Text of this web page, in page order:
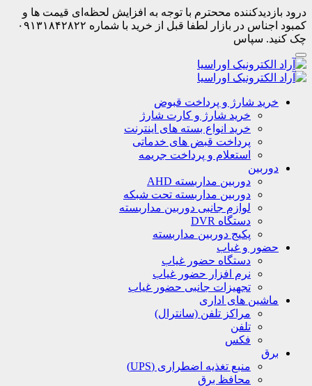
درود بازدیدکننده مححترم با توجه به افزایش لحظه‌ای قیمت ها و
کمبود اجناس در بازار لطفا قبل از خرید با شماره ۰۹۱۳۱۸۴۲۸۲۲
چک کنید. سپاس
خرید شارژ و پرداخت قبوض
خرید شارژ و کارت شارژ
خرید انواع بسته های اینترنت
پرداخت قبض های خدماتی
استعلام و پرداخت جریمه
دوربین
دوربین مداربسته AHD
دوربین مداربسته تحت شبکه
لوازم جانبی دوربین مداربسته
دستگاه DVR
پکیج دوربین مداربسته
حضور و غیاب
دستگاه حضور غیاب
نرم افزار حضور غیاب
تجهیزات جانبی حضور غیاب
ماشین های اداری
مراکز تلفن (سانترال)
تلفن
فکس
برق
منبع تغذیه اضطراری (UPS)
محافظ برق